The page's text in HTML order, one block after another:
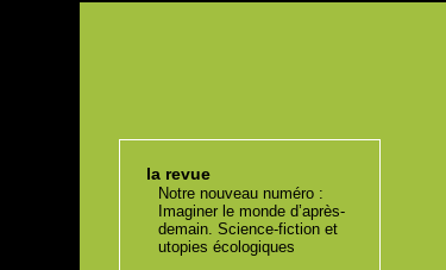
la revue
Notre nouveau numéro :
Imaginer le monde d’après-
demain. Science-fiction et
utopies écologiques